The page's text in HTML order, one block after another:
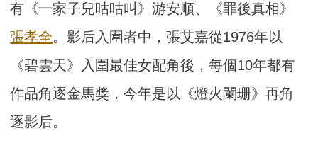
有《一家子兒咕咕叫》游安順、《罪後真相》
張孝全。影后入圍者中，張艾嘉從1976年以
《碧雲天》入圍最佳女配角後，每個10年都有
作品角逐金馬獎，今年是以《燈火闌珊》再角
逐影后。